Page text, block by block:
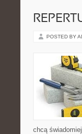
POSTED BY
chcą